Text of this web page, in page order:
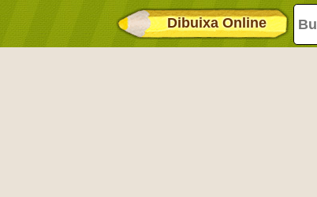
Dibuixa Online